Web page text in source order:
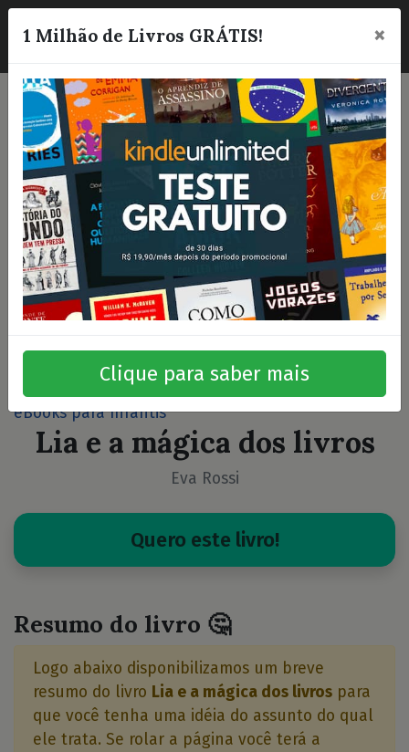
☰
eBooks para Infantis
Lia e a mágica dos livros
Eva Rossi
Quero este livro!
Resumo do livro 🤔
Logo abaixo disponibilizamos um breve
resumo do livro Lia e a mágica dos livros para
que você tenha uma idéia do assunto do qual
ele trata. Se rolar a página você terá a
1 Milhão de Livros GRÁTIS! ×
Clique para saber mais